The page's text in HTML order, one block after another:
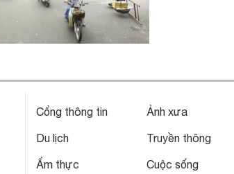
Cổng thông tin
Du lịch
Ẩm thực
Ảnh xưa
Truyền thông
Cuộc sống